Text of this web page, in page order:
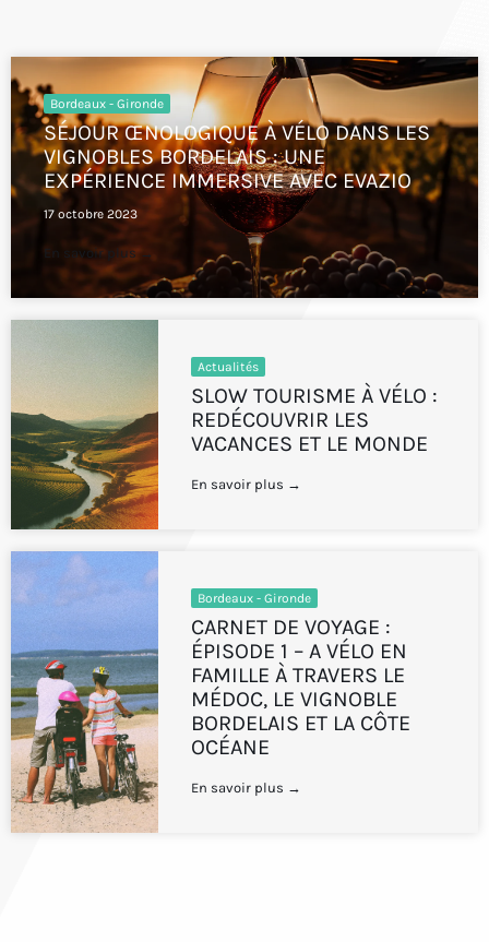
Bordeaux - Gironde
SÉJOUR ŒNOLOGIQUE À VÉLO DANS LES
VIGNOBLES BORDELAIS : UNE
EXPÉRIENCE IMMERSIVE AVEC EVAZIO
17 octobre 2023
En savoir plus →
Actualités
SLOW TOURISME À VÉLO :
REDÉCOUVRIR LES
VACANCES ET LE MONDE
En savoir plus →
Bordeaux - Gironde
CARNET DE VOYAGE :
ÉPISODE 1 – A VÉLO EN
FAMILLE À TRAVERS LE
MÉDOC, LE VIGNOBLE
BORDELAIS ET LA CÔTE
OCÉANE
En savoir plus →